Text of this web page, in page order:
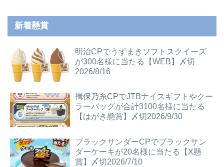
新着懸賞
明治CPでうずまきソフトスクイーズ
が300名様に当たる【WEB】〆切
2026/8/16
揖保乃糸CPでJTBナイスギフトやクー
ラーバッグが合計3100名様に当たる
【はがき懸賞】〆切2026/9/30
ブラックサンダーCPでブラックサン
ダーケーキが20名様に当たる【X懸
賞】〆切2026/7/10